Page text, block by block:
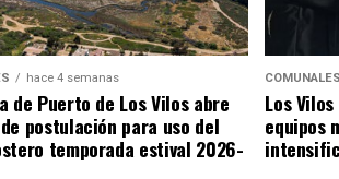
hace 4 semanas
de Puerto de Los Vilos abre
postulación para uso del
temporada estival 2026-
COMUNALES
Los
equipos